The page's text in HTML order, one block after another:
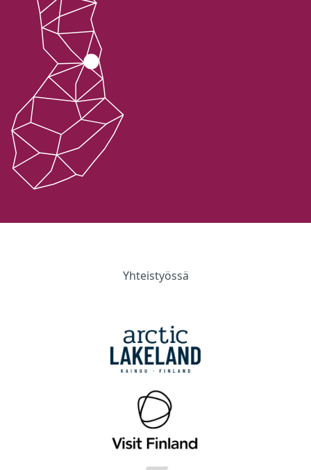
Yhteistyössä